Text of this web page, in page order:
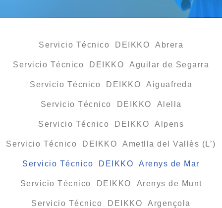
Servicio Técnico DEIKKO Abrera
Servicio Técnico DEIKKO Aguilar de Segarra
Servicio Técnico DEIKKO Aiguafreda
Servicio Técnico DEIKKO Alella
Servicio Técnico DEIKKO Alpens
Servicio Técnico DEIKKO Ametlla del Vallès (L’)
Servicio Técnico DEIKKO Arenys de Mar
Servicio Técnico DEIKKO Arenys de Munt
Servicio Técnico DEIKKO Argençola